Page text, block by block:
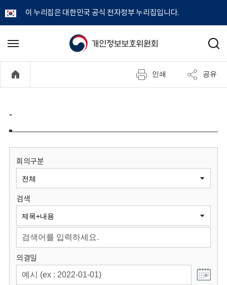
이 누리집은 대한민국 공식 전자정부 누리집입니다.
개
정
보
원
회
메
기
검
인쇄 공유
-
회의구분
검색
의결일